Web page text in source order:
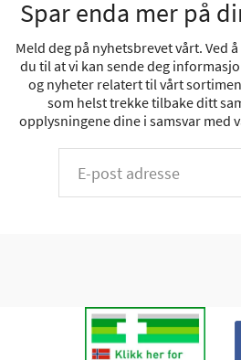
Spar enda mer på
Meld deg på nyhetsbrevet vårt. Ved
du til at vi kan sende deg
og nyheter relatert til vårt
som helst trekke tilbake ditt
opplysningene dine i samsvar med